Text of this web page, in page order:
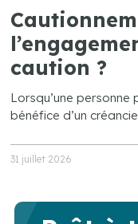
caution ?
Lorsqu’une
bénéfice d’un
31 juillet 2026